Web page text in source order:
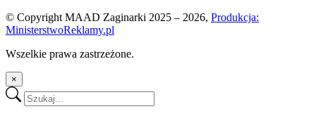
© Copyright MAAD Zaginarki 2025 – 2026, Produkcja:
MinisterstwoReklamy.pl
Wszelkie prawa zastrzeżone.
×